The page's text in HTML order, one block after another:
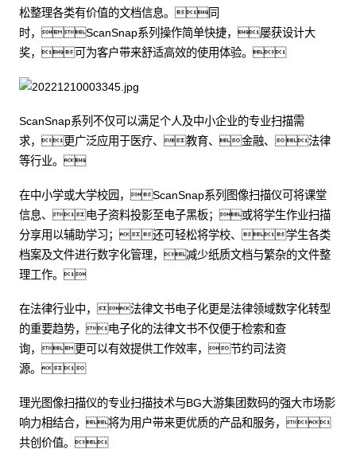
松整理各类有价值的文档信息。同
时，ScanSnap系列操作简单快捷，屡获设计大
奖，可为客户带来舒适高效的使用体验。
ScanSnap系列不仅可以满足个人及中小企业的专业扫描需
求，更广泛应用于医疗、教育、金融、法律
等行业。
在中小学或大学校园，ScanSnap系列图像扫描仪可将课堂
信息、电子资料投影至电子黑板；或将学生作业扫描
分享用以辅助学习；还可轻松将学校、学生各类
档案及文件进行数字化管理，减少纸质文档与繁杂的文件整
理工作。
在法律行业中，法律文书电子化更是法律领域数字化转型
的重要趋势，电子化的法律文书不仅便于检索和查
询，更可以有效提供工作效率，节约司法资
源。
理光图像扫描仪的专业扫描技术与BG大游集团数码的强大市场影
响力相结合，将为用户带来更优质的产品和服务，
共创价值。